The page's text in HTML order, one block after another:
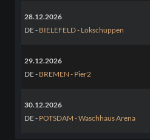
28.12.2026
DE - BIELEFELD - Lokschuppen
29.12.2026
DE - BREMEN - Pier2
30.12.2026
DE - POTSDAM - Waschhaus Arena